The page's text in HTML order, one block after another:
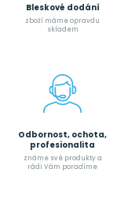
Bleskové dodání
zboží máme opravdu
skladem
Odbornost, ochota,
profesionalita
známe své produkty a
rádi Vám poradíme